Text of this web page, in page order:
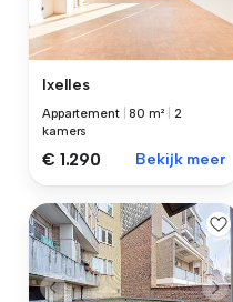
Ixelles
Appartement |80 m²
2
kamers
€ 1.290 Bekijk meer